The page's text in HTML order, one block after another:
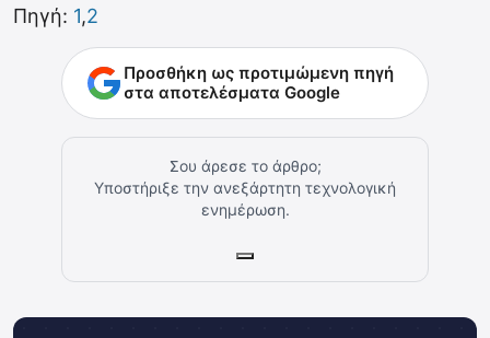
Πηγή: 1,2
Προσθήκη ως προτιμώμενη πηγή
στα αποτελέσματα Google
Σου άρεσε το άρθρο;
Υποστήριξε την ανεξάρτητη τεχνολογική
ενημέρωση.